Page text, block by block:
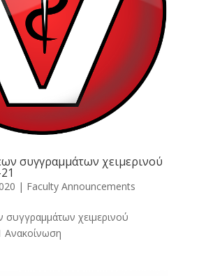
συγγραμμάτων χειμερινού
| Faculty Announcements
χειμερινού
Ανακοίνωση